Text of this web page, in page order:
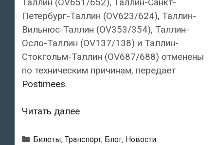
Петербург-Таллин (OV623/624), Таллин-
Вильнюс-Таллин (OV353/354), Таллин-
Осло-Таллин (OV137/138) и Таллин-
Стокгольм-Таллин (OV687/688) отменены
по техническим причинам, передает
Postimees.
Читать далееАвиакомпания
Air»
Рубрики
Билеты, Транспорт, Блог, Новости